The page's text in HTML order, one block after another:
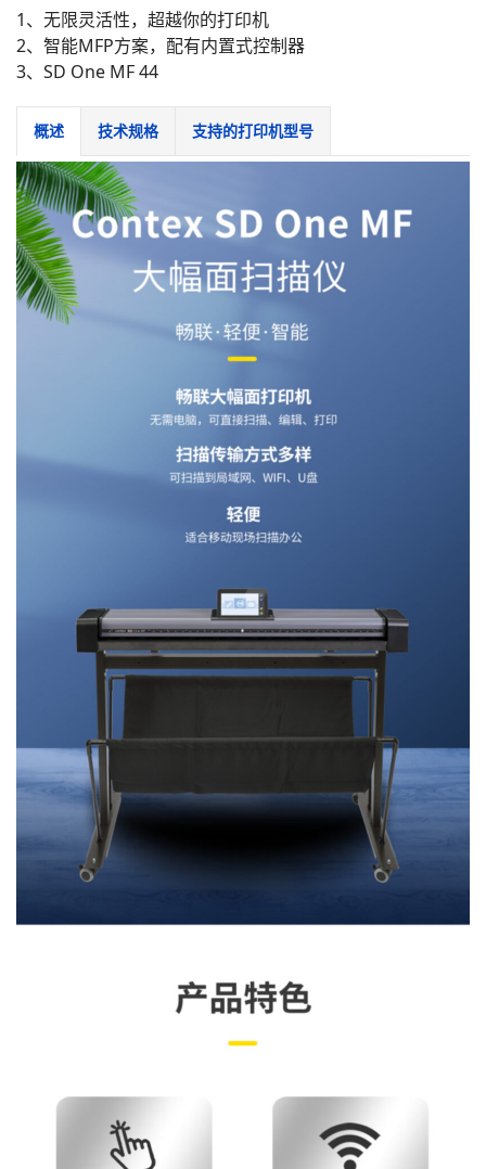
1、无限灵活性，超越你的打印机
2、智能MFP方案，配有内置式控制器
3、SD One MF 44
概述 技术规格 支持的打印机型号